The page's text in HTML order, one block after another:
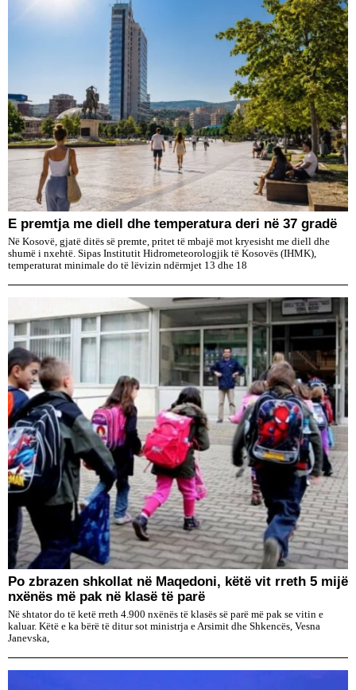
E premtja me diell dhe temperatura deri në 37 gradë
Në Kosovë, gjatë ditës së premte, pritet të mbajë mot kryesisht me diell dhe
shumë i nxehtë. Sipas Institutit Hidrometeorologjik të Kosovës (IHMK),
temperaturat minimale do të lëvizin ndërmjet 13 dhe 18
Po zbrazen shkollat në Maqedoni, këtë vit rreth 5 mijë
nxënës më pak në klasë të parë
Në shtator do të ketë rreth 4.900 nxënës të klasës së parë më pak se vitin e
kaluar. Këtë e ka bërë të ditur sot ministrja e Arsimit dhe Shkencës, Vesna
Janevska,